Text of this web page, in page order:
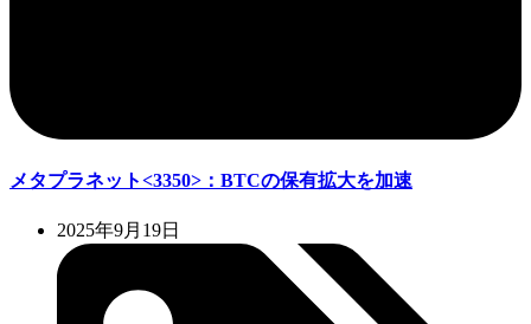
メタプラネット<3350>：BTCの保有拡大を加速
2025年9月19日